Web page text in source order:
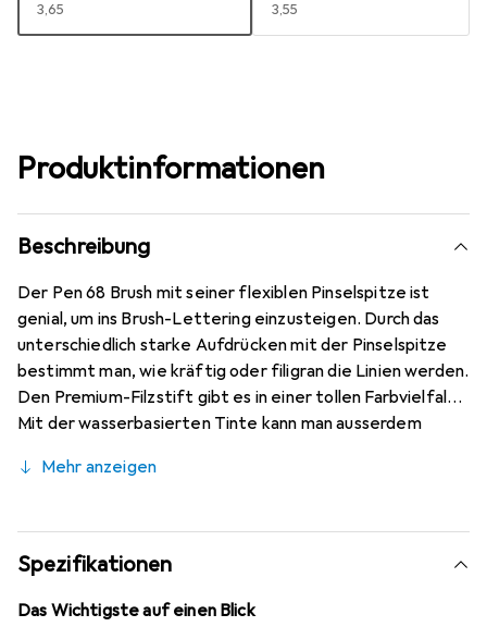
EUR
3,65 EUR
3,55
Produktinformationen
Beschreibung
Der Pen 68 Brush mit seiner flexiblen Pinselspitze ist
genial, um ins Brush-Lettering einzusteigen. Durch das
unterschiedlich starke Aufdrücken mit der Pinselspitze
bestimmt man, wie kräftig oder filigran die Linien werden.
Den Premium-Filzstift gibt es in einer tollen Farbvielfalt.
Mit der wasserbasierten Tinte kann man ausserdem
Papier zaubern. Nicht geeignet für Kinder unter 3 Jahren,
Mehr anzeigen
Spezifikationen
Das Wichtigste auf einen Blick